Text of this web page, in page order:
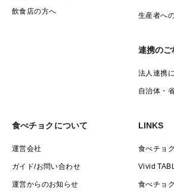
●保存方法
新聞紙で1本ずつ包み、冷暗所（13
届いた箱のまま保存する場合は、箱
す。
〔冷凍保存〕
加熱後（蒸す・茹でる・焼くなど）
す。
飲食店の方へ 生産者へ
連携のご
法人連携
自治体・
食べチョクについて
運営会社
ガイド/お問い合わせ
運営からのお知らせ
LINKS
食べチョ
Vivid
食べチョ